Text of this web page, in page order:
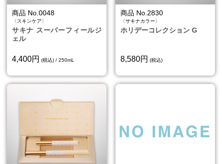
個人情報保護方針
特定商取引法に基づく表示
商品 No.0048
〈スキンケア〉
サキナ スーパーフィールジ
ェル
4,400円 (税込) / 250mL
商品 No.2830
〈サキナカラー〉
ホリデーコレクション G
8,580円 (税込)